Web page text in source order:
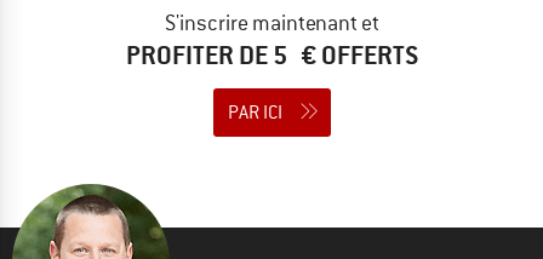
S'inscrire maintenant et
PROFITER DE 5 € OFFERTS
PAR ICI